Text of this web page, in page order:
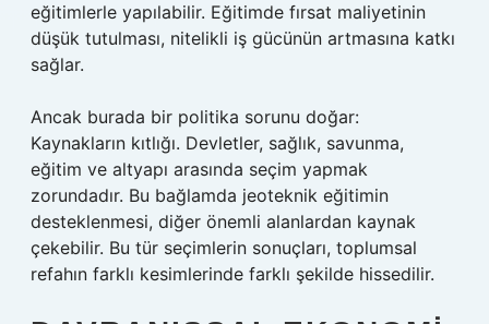
eğitimlerle yapılabilir. Eğitimde fırsat maliyetinin
düşük tutulması, nitelikli iş gücünün artmasına katkı
sağlar.
Ancak burada bir politika sorunu doğar:
Kaynakların kıtlığı. Devletler, sağlık, savunma,
eğitim ve altyapı arasında seçim yapmak
zorundadır. Bu bağlamda jeoteknik eğitimin
desteklenmesi, diğer önemli alanlardan kaynak
çekebilir. Bu tür seçimlerin sonuçları, toplumsal
refahın farklı kesimlerinde farklı şekilde hissedilir.